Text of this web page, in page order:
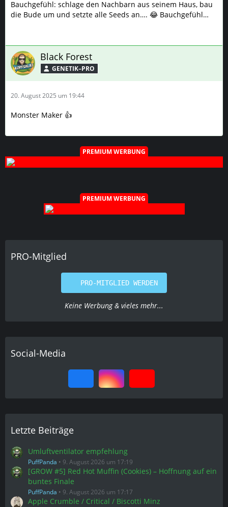
Bauchgefühl: schlage den Nachbarn aus seinem Haus, bau
die Bude um und setzte alle Seeds an…. 😂 Bauchgefühl…
Black Forest
GENETIK–PRO
20. August 2025 um 19:44
Monster Maker 👍
PREMIUM WERBUNG
PREMIUM WERBUNG
PRO-Mitglied
PRO-MITGLIED WERDEN
Keine Werbung & vieles mehr...
Social-Media
Letzte Beiträge
Umluftventilator empfehlung
PuffPanda 9. August 2026 um 17:19
[GROW #5] Red Hot Muffin (Cookies) – Hoffnung auf ein
buntes Finale
PuffPanda 9. August 2026 um 17:17
Apple Crumble / Critical / Biscotti Minz